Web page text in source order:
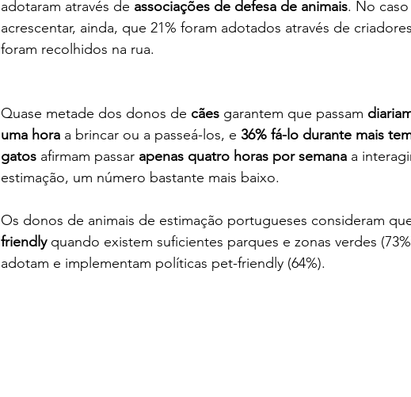
adotaram através de associações de defesa de animais. No
acrescentar, ainda, que 21% foram adotados através de
foram recolhidos na rua.
Quase metade dos donos de cães garantem que passam
uma hora a brincar ou a passeá-los, e 36% fá-lo durante mais
gatos afirmam passar apenas quatro horas por semana a
estimação, um número bastante mais baixo.
Os donos de animais de estimação portugueses consideram
friendly quando existem suficientes parques e zonas verdes
adotam e implementam políticas pet-friendly (64%).